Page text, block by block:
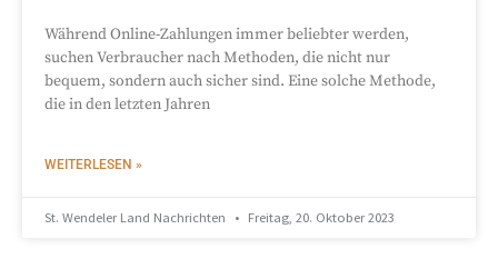
Während Online-Zahlungen immer beliebter werden,
suchen Verbraucher nach Methoden, die nicht nur
bequem, sondern auch sicher sind. Eine solche Methode,
die in den letzten Jahren
WEITERLESEN »
St. Wendeler Land Nachrichten Freitag, 20. Oktober 2023